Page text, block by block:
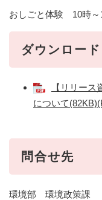
おしごと体験 10時
ダウンロード
【リリー
について
問合せ先
環境部 環境政策課